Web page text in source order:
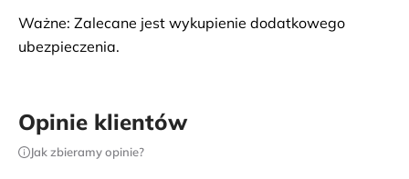
cennej ze względu na wyjątkowy zapach, używanej
do produkcji olejku eterycznego. Obiad w lokalnej
dostępności). Na koniec przejazd na najwyższą górę
Nosy Be – Mont Passot, skąd można podziwiać
Ważne: Zalecane jest wykupienie dodatkowego
ubezpieczenia.
Opinie klientów
Jak zbieramy opinie?